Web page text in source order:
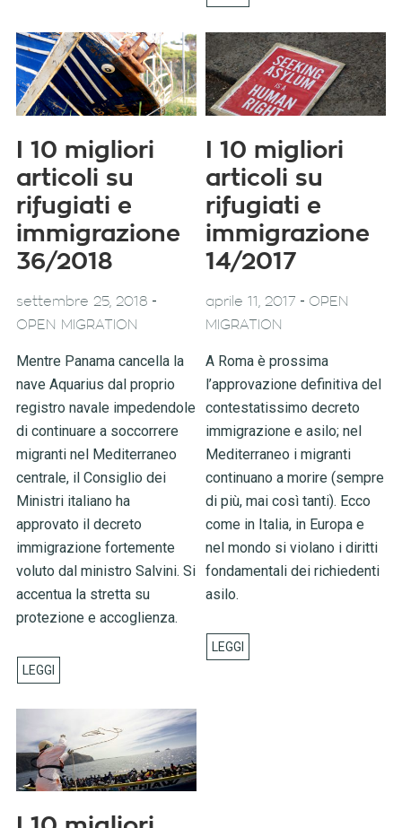
I 10 migliori
articoli su
rifugiati e
immigrazione
36/2018
settembre 25, 2018 -
OPEN MIGRATION
Mentre Panama cancella la
nave Aquarius dal proprio
registro navale impedendole
di continuare a soccorrere
migranti nel Mediterraneo
centrale, il Consiglio dei
Ministri italiano ha
approvato il decreto
immigrazione fortemente
voluto dal ministro Salvini. Si
accentua la stretta su
protezione e accoglienza.
I 10 migliori
articoli su
rifugiati e
immigrazione
14/2017
aprile 11, 2017 - OPEN
MIGRATION
A Roma è prossima
l’approvazione definitiva del
contestatissimo decreto
immigrazione e asilo; nel
Mediterraneo i migranti
continuano a morire (sempre
di più, mai così tanti). Ecco
come in Italia, in Europa e
nel mondo si violano i diritti
fondamentali dei richiedenti
asilo.